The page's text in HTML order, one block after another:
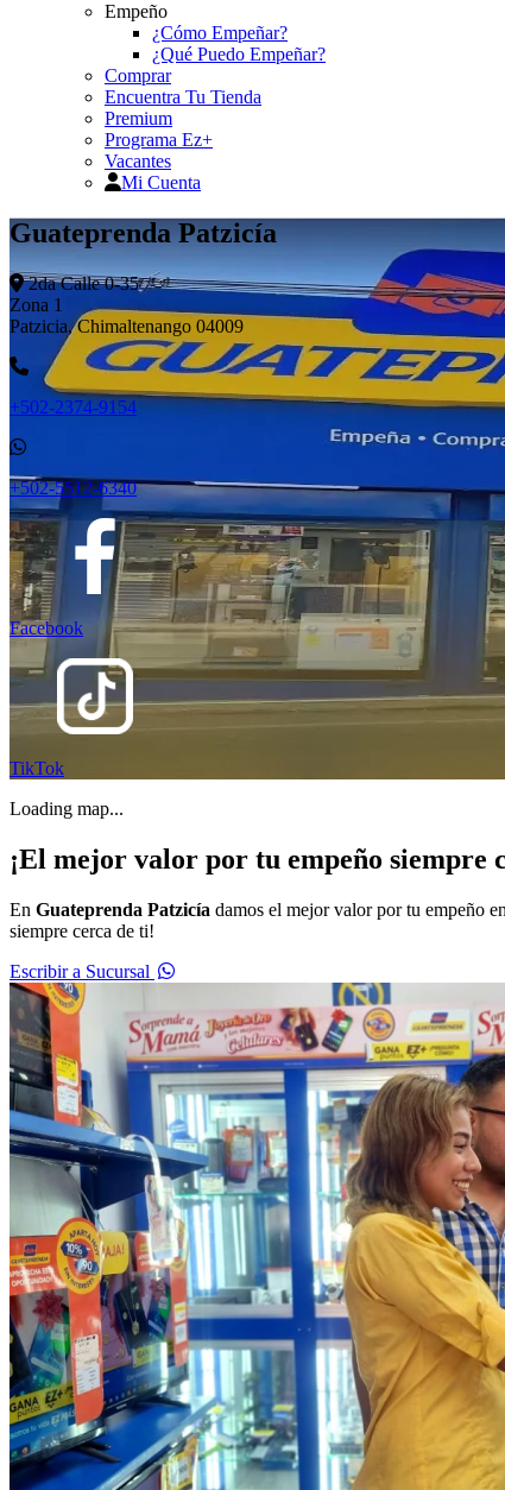
Empeño
¿Cómo Empeñar?
¿Qué Puedo Empeñar?
Comprar
Encuentra Tu Tienda
Premium
Programa Ez+
Vacantes
Mi Cuenta
Guateprenda Patzicía
2da Calle 0-35
Zona 1
Patzicia, Chimaltenango 04009
+502-2374-9154
+502-5512-6340
Facebook
TikTok
Loading map...
¡El mejor valor por tu empeño siempre
En Guateprenda Patzicía damos el mejor valor por tu empeño
siempre cerca de ti!
Escribir a Sucursal